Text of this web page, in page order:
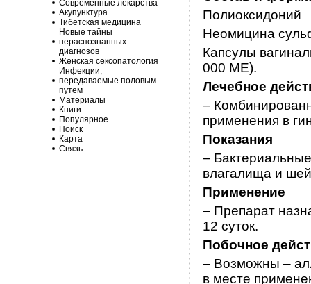
Современные лекарства
Акупунктура
Тибетская медицина
Новые тайны
нераспознанных
диагнозов
Женская сексопатология
Инфекции,
передаваемые половым
путем
Материалы
Книги
Популярное
Поиск
Карта
Связь
Полиоксидоний
Неомицина
Капсулы
000 ME).
Лечебное
–
применения в
Показания
–
влагалища и
Применение
– Препарат
12 суток.
Побочное
– Возможны –
в месте